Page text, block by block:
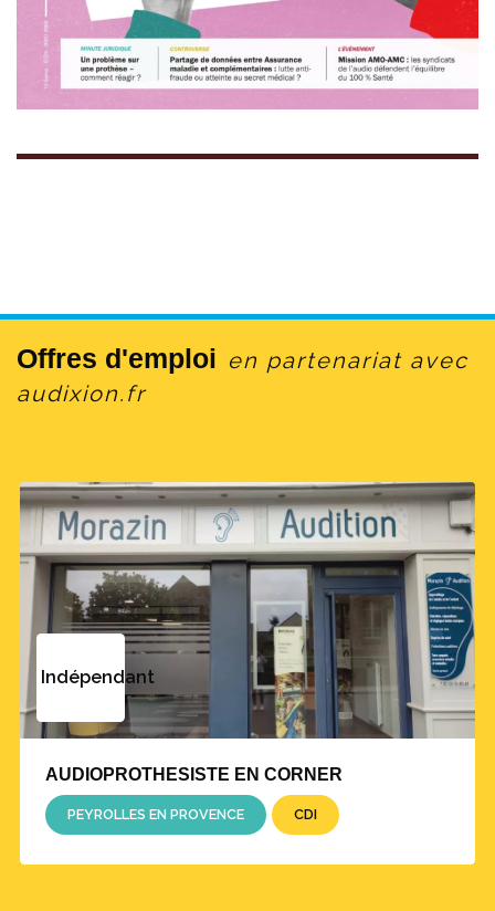
Offres d'emploi en partenariat avec
audixion.fr
Indépendant
AUDIOPROTHESISTE EN CORNER
PEYROLLES EN PROVENCE CDI